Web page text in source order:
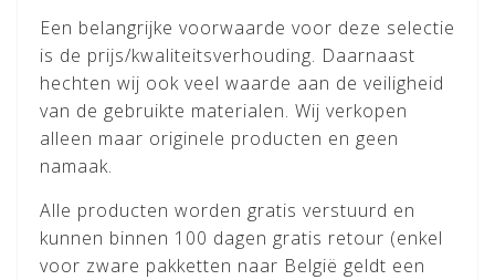
Een belangrijke voorwaarde voor deze selectie
is de prijs/kwaliteitsverhouding. Daarnaast
hechten wij ook veel waarde aan de veiligheid
van de gebruikte materialen. Wij verkopen
alleen maar originele producten en geen
namaak.
Alle producten worden gratis verstuurd en
kunnen binnen 100 dagen gratis retour (enkel
voor zware pakketten naar België geldt een